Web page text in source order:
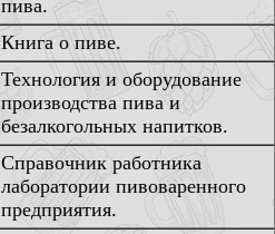
пива.
Книга о пиве.
Технология и оборудование
производства пива и
безалкогольных напитков.
Справочник работника
лаборатории пивоваренного
предприятия.